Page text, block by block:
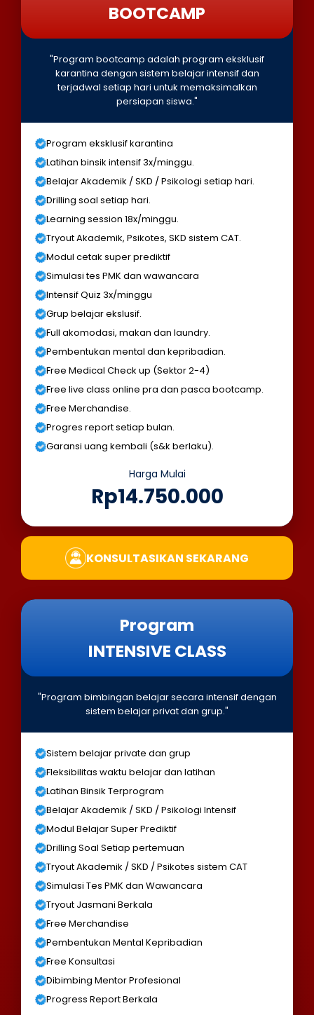
BOOTCAMP
"Program bootcamp adalah program eksklusif
karantina dengan sistem belajar intensif dan
terjadwal setiap hari untuk memaksimalkan
persiapan siswa."
Program eksklusif karantina
Latihan binsik intensif 3x/minggu.
Belajar Akademik / SKD / Psikologi setiap hari.
Drilling soal setiap hari.
Learning session 18x/minggu.
Tryout Akademik, Psikotes, SKD sistem CAT.
Modul cetak super prediktif
Simulasi tes PMK dan wawancara
Intensif Quiz 3x/minggu
Grup belajar ekslusif.
Full akomodasi, makan dan laundry.
Pembentukan mental dan kepribadian.
Free Medical Check up (Sektor 2-4)
Free live class online pra dan pasca bootcamp.
Free Merchandise.
Progres report setiap bulan.
Garansi uang kembali (s&k berlaku).
Harga Mulai
Rp14.750.000
KONSULTASIKAN SEKARANG
Program
INTENSIVE CLASS
"Program bimbingan belajar secara intensif dengan
sistem belajar privat dan grup."
Sistem belajar private dan grup
Fleksibilitas waktu belajar dan latihan
Latihan Binsik Terprogram
Belajar Akademik / SKD / Psikologi Intensif
Modul Belajar Super Prediktif
Drilling Soal Setiap pertemuan
Tryout Akademik / SKD / Psikotes sistem CAT
Simulasi Tes PMK dan Wawancara
Tryout Jasmani Berkala
Free Merchandise
Pembentukan Mental Kepribadian
Free Konsultasi
Dibimbing Mentor Profesional
Progress Report Berkala